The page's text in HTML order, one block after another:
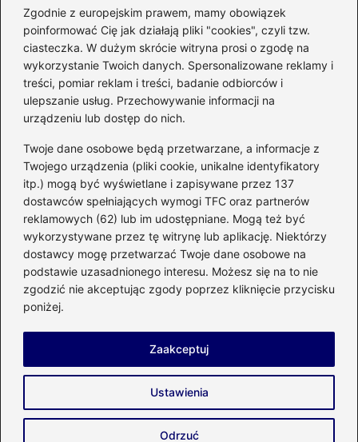
Zgodnie z europejskim prawem, mamy obowiązek
poinformować Cię jak działają pliki "cookies", czyli tzw.
ciasteczka. W dużym skrócie witryna prosi o zgodę na
wykorzystanie Twoich danych. Spersonalizowane reklamy i
treści, pomiar reklam i treści, badanie odbiorców i
ulepszanie usług. Przechowywanie informacji na
urządzeniu lub dostęp do nich.
Twoje dane osobowe będą przetwarzane, a informacje z
Twojego urządzenia (pliki cookie, unikalne identyfikatory
itp.) mogą być wyświetlane i zapisywane przez 137
dostawców spełniających wymogi TFC oraz partnerów
reklamowych (62) lub im udostępniane. Mogą też być
wykorzystywane przez tę witrynę lub aplikację. Niektórzy
dostawcy mogę przetwarzać Twoje dane osobowe na
podstawie uzasadnionego interesu. Możesz się na to nie
zgodzić nie akceptując zgody poprzez kliknięcie przycisku
poniżej.
Ustawienia
Odrzuć
Zaakceptuj
Czy można włożyć styropian do
mikrofalówki? Przewodnik po
bezpiecznym użytkowaniu sprzętu
kuchennego
Kategorie
Budowa (285)
Dom(207)
Energetyka(21)
Meble i elektronika(23)
Ogród(51)
Remont(78)
Copyright © 2026 enco-energetyka.com.pl
Prywatność
Zasady użytkowania
Napisz do nas